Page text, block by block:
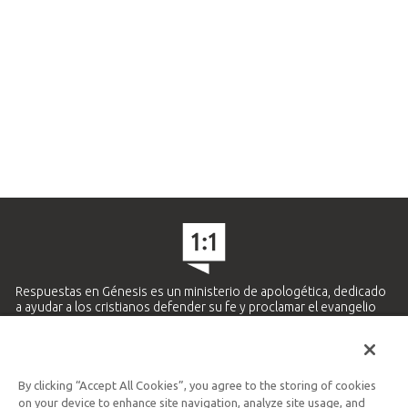
Respuestas en Génesis es un ministerio de apologética, dedicado
a ayudar a los cristianos defender su fe y proclamar el evangelio
Ministerio Hispano y Latinoamericano
By clicking “Accept All Cookies”, you agree to the storing of cookies
on your device to enhance site navigation, analyze site usage, and